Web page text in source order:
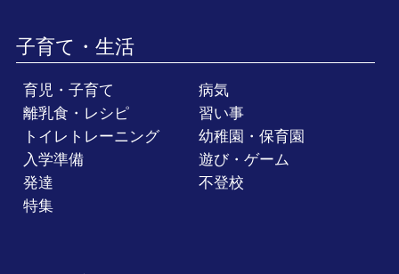
子育て・生活
育児・子育て
病気
離乳食・レシピ
習い事
トイレトレーニング
幼稚園・保育園
入学準備
遊び・ゲーム
発達
不登校
特集